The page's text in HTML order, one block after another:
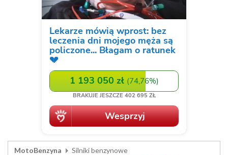
MotoBenzyna
Silniki benzynowe